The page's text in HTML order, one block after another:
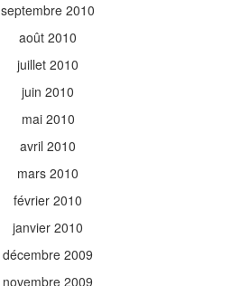
septembre 2010
août 2010
juillet 2010
juin 2010
mai 2010
avril 2010
mars 2010
février 2010
janvier 2010
décembre 2009
novembre 2009